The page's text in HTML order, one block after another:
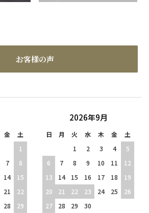
お客様の声
金
土
1
7
8
14
15
21
22
28
29
2026年9月
日 月 火 水 木 金
土
1
2 3 4
5
6
7 8 9 10 11
12
13
14 15 16 17 18
19
20
21 22 23 24 25
26
27
28 29 30